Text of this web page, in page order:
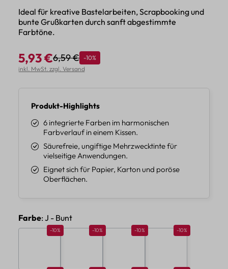
Ideal für kreative Bastelarbeiten, Scrapbooking und
bunte Grußkarten durch sanft abgestimmte
Farbtöne.
Verkaufspreis:
5,93 €Regulärer Preis:
6,59 € Rabatt
-10%
inkl. MwSt. zzgl. Versand
Produkt-Highlights
6 integrierte Farben im harmonischen
Farbverlauf in einem Kissen.
Säurefreie, ungiftige Mehrzwecktinte für
vielseitige Anwendungen.
Eignet sich für Papier, Karton und poröse
Oberflächen.
Farbeauswählen
: J - Bunt
Rabatt 10%
-10% Rabatt 10%
-10% Rabatt 10%
-10% Rabatt 10%
-10%